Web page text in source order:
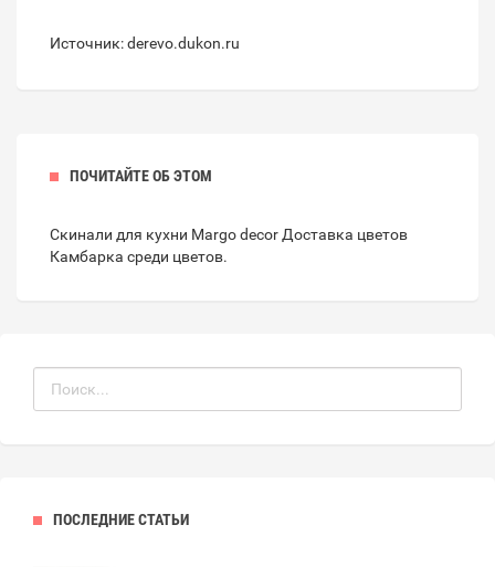
Источник: derevo.dukon.ru
ПОЧИТАЙТЕ ОБ ЭТОМ
Скинали для кухни Margo decor Доставка цветов
Камбарка среди цветов.
ПОСЛЕДНИЕ СТАТЬИ